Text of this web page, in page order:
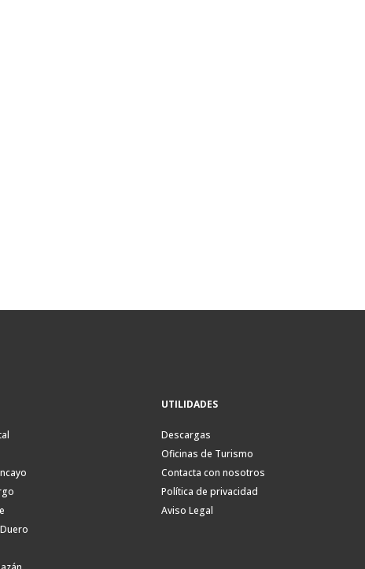
UTILIDADES
Descargas
Oficinas de Turismo
Contacta con nosotros
Política de privacidad
Aviso Legal